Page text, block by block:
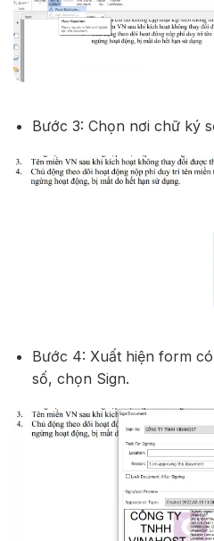
Bước 3: Chọn nơi chữ ký
Bước 4: Xuất hiện form
số, chọn Sign.